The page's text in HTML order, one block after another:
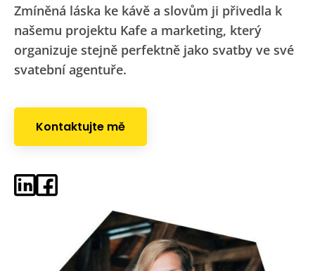
Zmíněná láska ke kávě a slovům ji přivedla k
našemu projektu Kafe a marketing, který
organizuje stejně perfektně jako svatby ve své
svatební agentuře.
Kontaktujte mě